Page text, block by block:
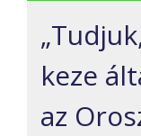
keze
az